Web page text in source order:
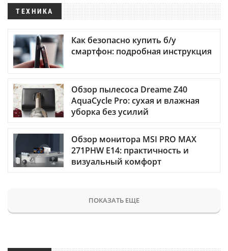
ТЕХНИКА
Как безопасно купить б/у
смартфон: подробная инструкция
Обзор пылесоса Dreame Z40
AquaCycle Pro: сухая и влажная
уборка без усилий
Обзор монитора MSI PRO MAX
271PHW E14: практичность и
визуальный комфорт
ПОКАЗАТЬ ЕЩЕ